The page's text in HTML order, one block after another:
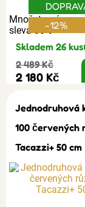
Množstevní
sleva 30%-12%
Skladem 26
2 489 Kč
2 180 Kč
Jednodruhová
100 červených
Tacazzi+ 50 cm